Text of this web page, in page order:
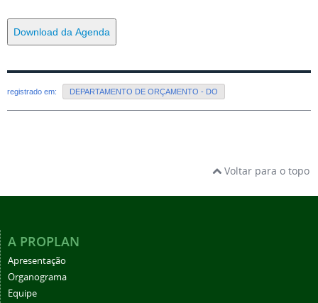
Download da Agenda
registrado em: DEPARTAMENTO DE ORÇAMENTO - DO
Voltar para o topo
A PROPLAN
Apresentação
Organograma
Equipe